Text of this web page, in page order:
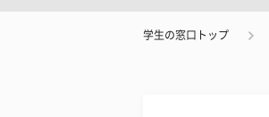
学生の窓口トップ